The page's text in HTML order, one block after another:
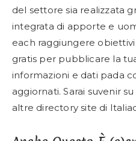
del settore sia realizzata
integrata di apporte e
each raggiungere
gratis per pubblicare la
informazioni e dati pada
aggiornati. Sarai suvenir
altre directory site di